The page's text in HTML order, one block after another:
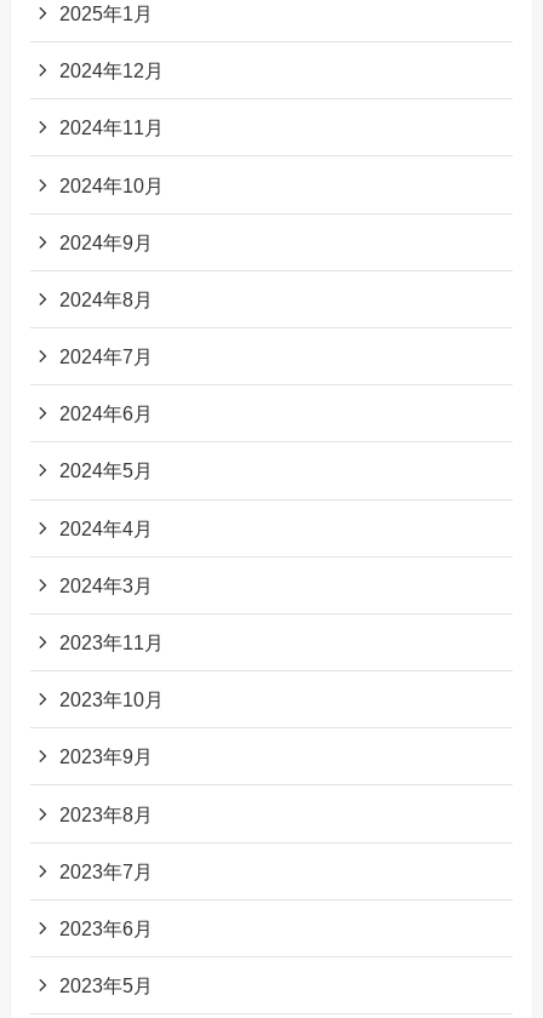
2025年1月
2024年12月
2024年11月
2024年10月
2024年9月
2024年8月
2024年7月
2024年6月
2024年5月
2024年4月
2024年3月
2023年11月
2023年10月
2023年9月
2023年8月
2023年7月
2023年6月
2023年5月